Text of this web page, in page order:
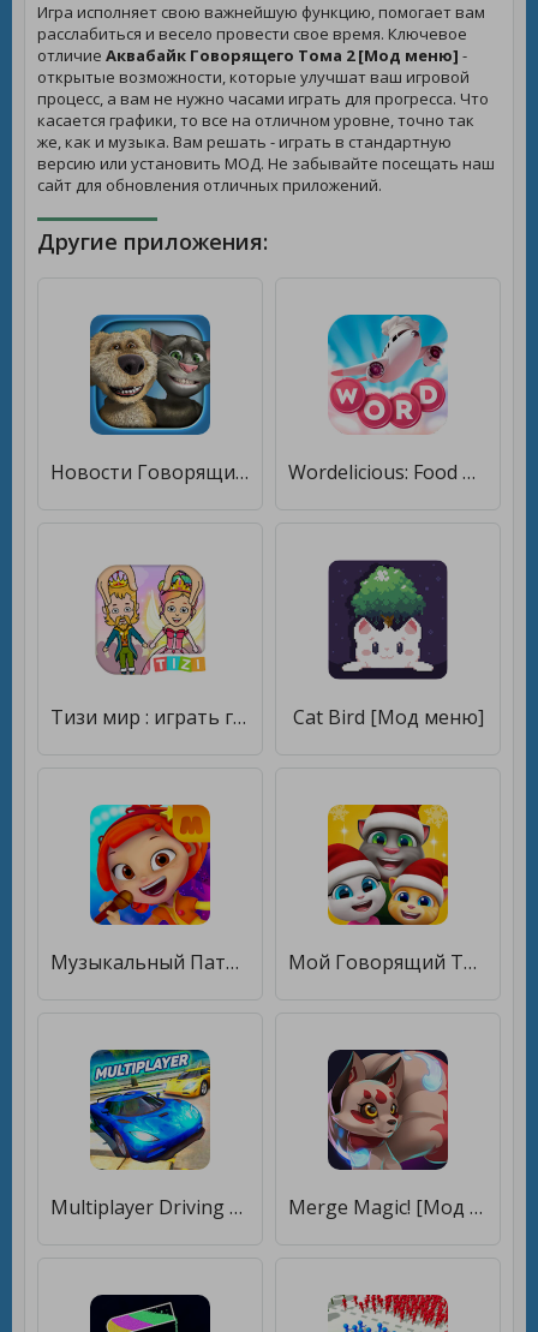
Игра исполняет свою важнейшую функцию, помогает вам
расслабиться и весело провести свое время. Ключевое
отличие Аквабайк Говорящего Тома 2 [Мод меню] -
открытые возможности, которые улучшат ваш игровой
процесс, а вам не нужно часами играть для прогресса. Что
касается графики, то все на отличном уровне, точно так
же, как и музыка. Вам решать - играть в стандартную
версию или установить МОД. Не забывайте посещать наш
сайт для обновления отличных приложений.
Другие приложения:
Новости Говорящих Тома и Бена [Без рекламы] Wordelicious: Food & Travel [Мод меню]
Тизи мир : играть город игры [Мод меню] Cat Bird [Мод меню]
Музыкальный Патруль [Мод меню] Мой Говорящий Том: Друзья [Много монет]
Multiplayer Driving Simulator [Мод меню] Merge Magic! [Мод меню]